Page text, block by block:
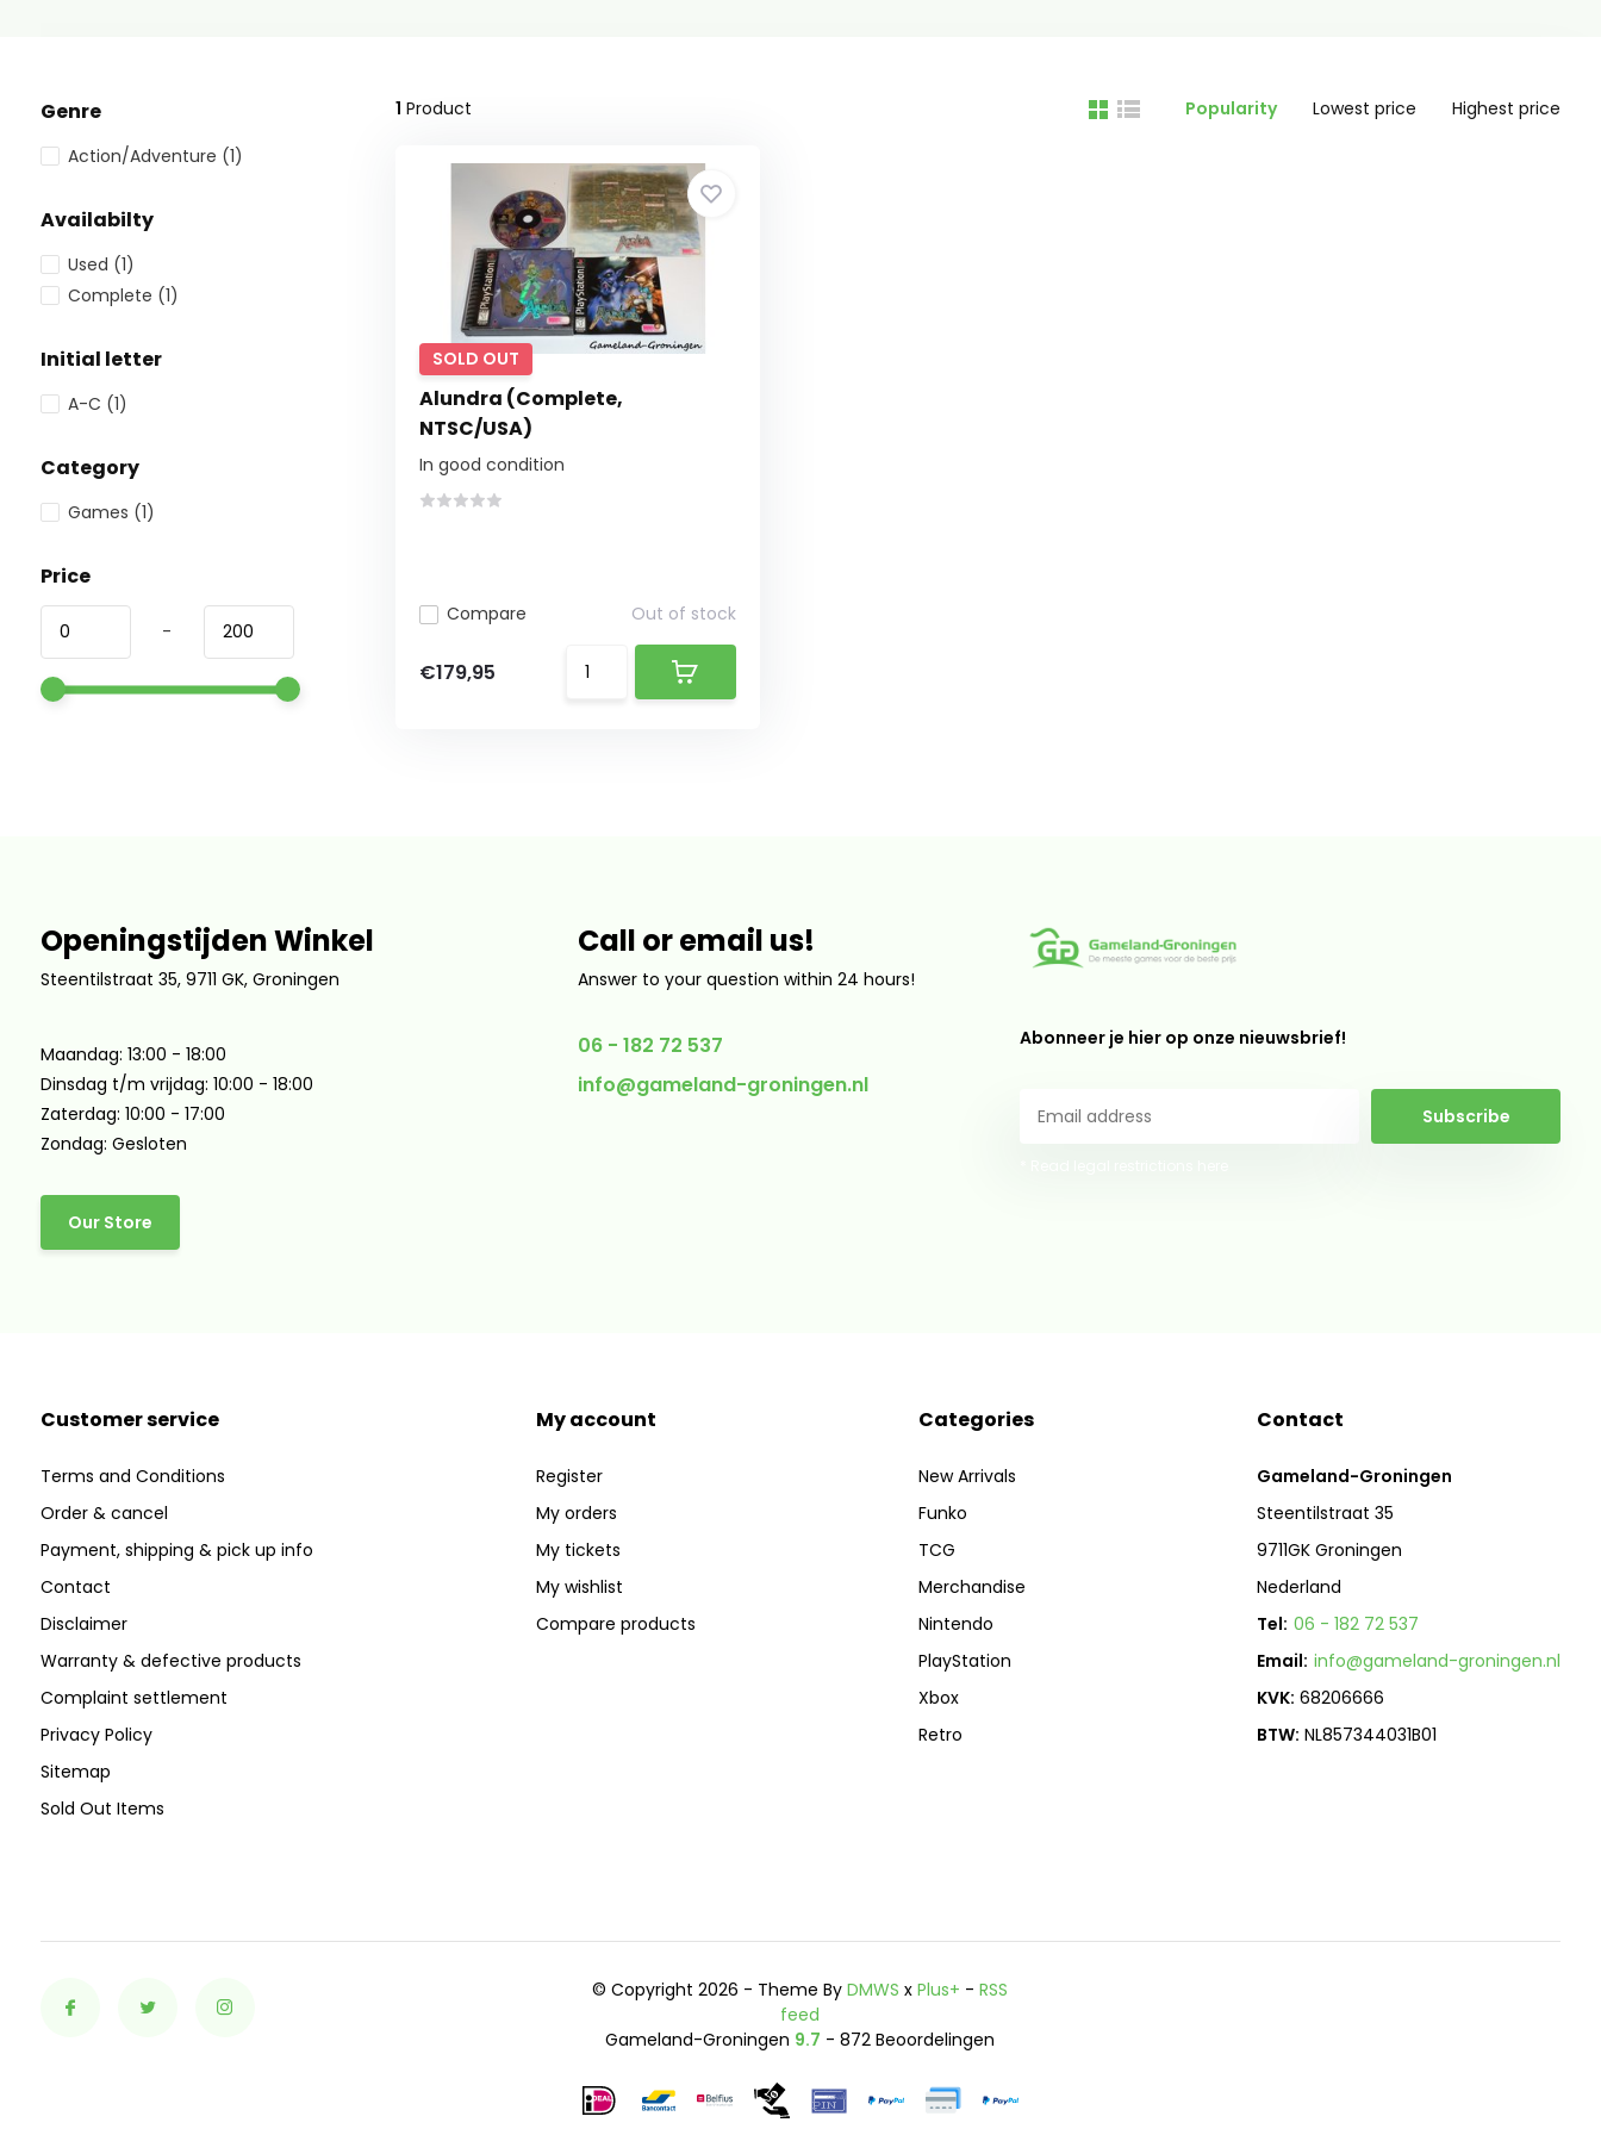
Genre
Action/Adventure (1)
Availabilty
Used (1)
Complete (1)
Initial letter
A-C (1)
Category
Games (1)
Price
-
1 Product Popularity Lowest price Highest price
SOLD OUT
Alundra (Complete,
NTSC/USA)
In good condition
Compare Out of stock
€179,95
Openingstijden Winkel
Steentilstraat 35, 9711 GK, Groningen
Maandag: 13:00 - 18:00
Dinsdag t/m vrijdag: 10:00 - 18:00
Zaterdag: 10:00 - 17:00
Zondag: Gesloten
Our Store
Call or email us!
Answer to your question within 24 hours!
06 - 182 72 537
info@gameland-groningen.nl
Abonneer je hier op onze nieuwsbrief!
Subscribe
Customer service
Terms and Conditions
Order & cancel
Payment, shipping & pick up info
Contact
Disclaimer
Warranty & defective products
Complaint settlement
Privacy Policy
Sitemap
Sold Out Items
My account
Register
My orders
My tickets
My wishlist
Compare products
Categories
New Arrivals
Funko
TCG
Merchandise
Nintendo
PlayStation
Xbox
Retro
Contact
Gameland-Groningen
Steentilstraat 35
9711GK Groningen
Nederland
Tel: 06 - 182 72 537
Email: info@gameland-groningen.nl
KVK: 68206666
BTW: NL857344031B01
© Copyright 2026 - Theme ByDMWS xPlus+ -RSS
feed
Gameland-Groningen 9.7 - 872 Beoordelingen